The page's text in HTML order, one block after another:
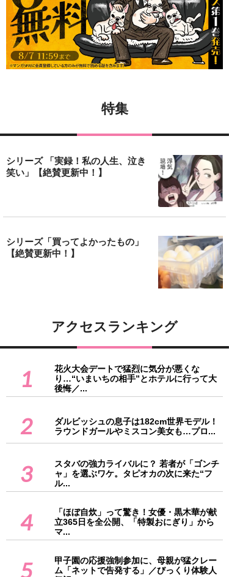
特集
シリーズ 「実録！私の人生、泣き
笑い」【絶賛更新中！】
シリーズ「買ってよかったもの」
【絶賛更新中！】
アクセスランキング
1
花火大会デートで猛烈に気分が悪くな
り…“いまいちの相手”とホテルに行って大
後悔／...
2
ダルビッシュの息子は182cm世界モデル！
ラウンドガールやミスコン美女も…プロ...
3
スタバの強力ライバルに？ 若者が「ゴンチ
ャ」を選ぶワケ。タピオカの次に来た“フ
ル...
4
「ほぼ自炊」って驚き！女優・黒木華が献
立365日を全公開、「特製おにぎり」から
マ...
5
甲子園の応援強制参加に、母親が猛クレー
ム「ネットで告発する」／びっくり体験人